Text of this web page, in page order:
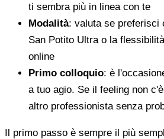
ti sembra più in linea con te
Modalità: valuta se preferisci
San Potito Ultra o la
online
Primo colloquio: è
a tuo agio. Se il feeling non
altro professionista senza
Il primo passo è sempre il più